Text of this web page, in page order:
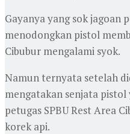
Gayanya yang sok jagoan
menodongkan pistol
Cibubur mengalami syok.
Namun ternyata setelah
mengatakan senjata
petugas SPBU Rest Area
korek api.